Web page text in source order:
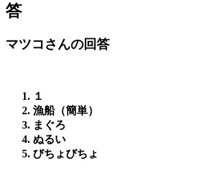
答
マツコさんの回答
１
漁船（簡単）
まぐろ
ぬるい
びちょびちょ